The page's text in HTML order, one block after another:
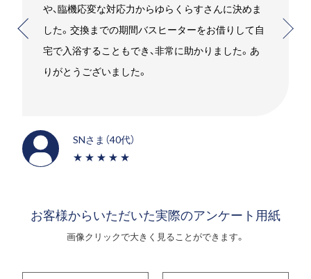
や、臨機応変な対応力からゆらくらすさんに決めま
した。交換までの期間バスヒーターをお借りして自
宅で入浴することもでき、非常に助かりました。あ
りがとうございました。
SNさま（40代）
★★★★★
お客様からいただいた実際のアンケート用紙
画像クリックで大きく見ることができます。